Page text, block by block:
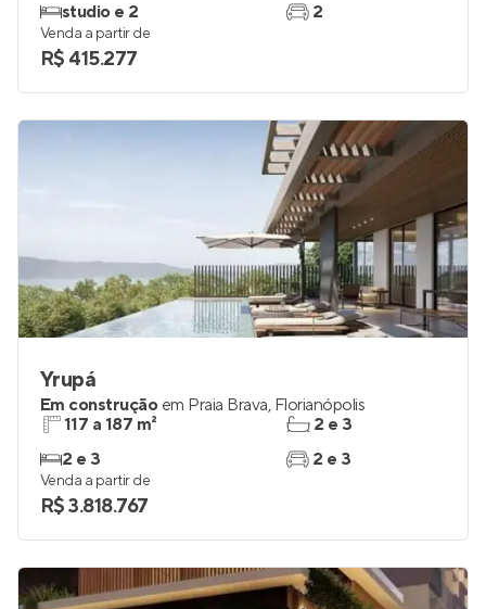
studio e 2
2
Venda a partir de
R$ 415.277
Yrupá
Em construção em Praia Brava, Florianópolis
117 a 187 m²
2 e 3
2 e 3
2 e 3
Venda a partir de
R$ 3.818.767